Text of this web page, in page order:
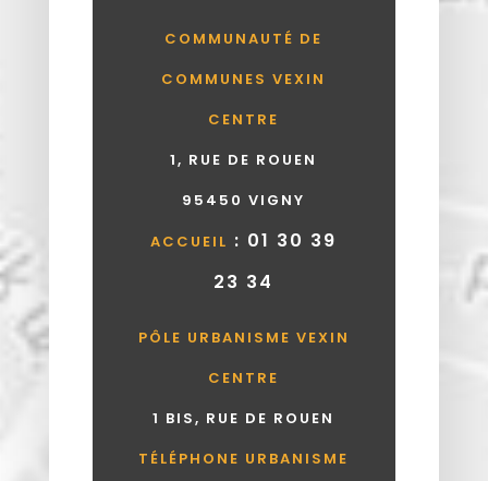
COMMUNAUTÉ DE
COMMUNES VEXIN
CENTRE
1, RUE DE ROUEN
95450 VIGNY
ACCUEIL : 01 30 39
23 34
PÔLE URBANISME VEXIN
CENTRE
1 BIS, RUE DE ROUEN
TÉLÉPHONE URBANISME